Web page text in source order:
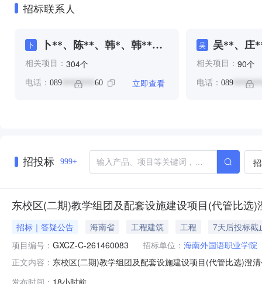
招标联系人
卜
卜**、陈**、韩*、韩**、
相关项目： 304个
电话： 089 ******** 60 立即查看
吴
吴**、庄
相关项目： 90个
电话： 089
招投标 999+
东校区(二期)教学组团及配套设施建设项目(代管比选)
招标｜答疑公告 海南省 工程建筑 工程
7天后投标截
项目编号： GXCZ-C-261460083 招标单位： 海南外国语职业学院
正文内容： 东校区(二期)教学组团及配套设施建设项目(代管比选)澄